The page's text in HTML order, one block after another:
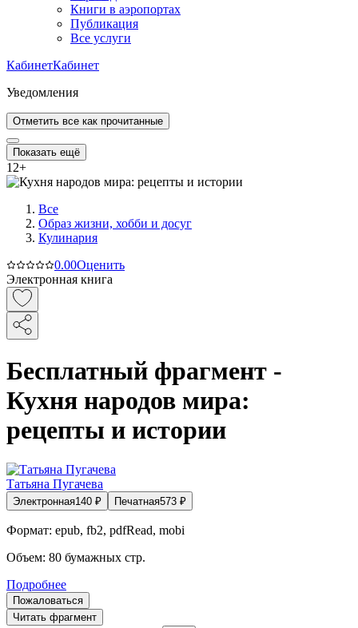
Книги в аэропортах
Публикация
Все услуги
КабинетКабинет
Уведомления
Отметить все как прочитанные
Показать ещё
12+
Все
Образ жизни, хобби и досуг
Кулинария
0.00Оценить
Электронная книга
Бесплатный фрагмент -
Кухня народов мира:
рецепты и истории
Татьяна Пугачева
Электронная140 ₽ Печатная573 ₽
Формат: epub, fb2, pdfRead, mobi
Объем: 80 бумажных стр.
Подробнее
Пожаловаться
Читать фрагмент